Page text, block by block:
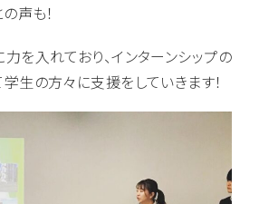
声も！
を入れており、インターンシップの
生の方々に支援をしていきます！